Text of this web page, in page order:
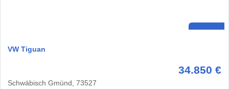
VW Tiguan
34.850 €
Schwäbisch Gmünd, 73527